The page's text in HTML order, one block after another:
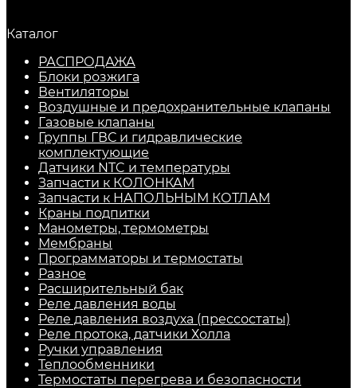
Каталог
РАСПРОДАЖА
Блоки розжига
Вентиляторы
Воздушные и предохранительные клапаны
Газовые клапаны
Группы ГВС и гидравлические
комплектующие
Датчики NTC и температуры
Запчасти к КОЛОНКАМ
Запчасти к НАПОЛЬНЫМ КОТЛАМ
Краны подпитки
Манометры, термометры
Мембраны
Программаторы и термостаты
Разное
Расширительный бак
Реле давления воды
Реле давления воздуха (прессостаты)
Реле протока, датчики Холла
Ручки управления
Теплообменники
Термостаты перегрева и безопасности